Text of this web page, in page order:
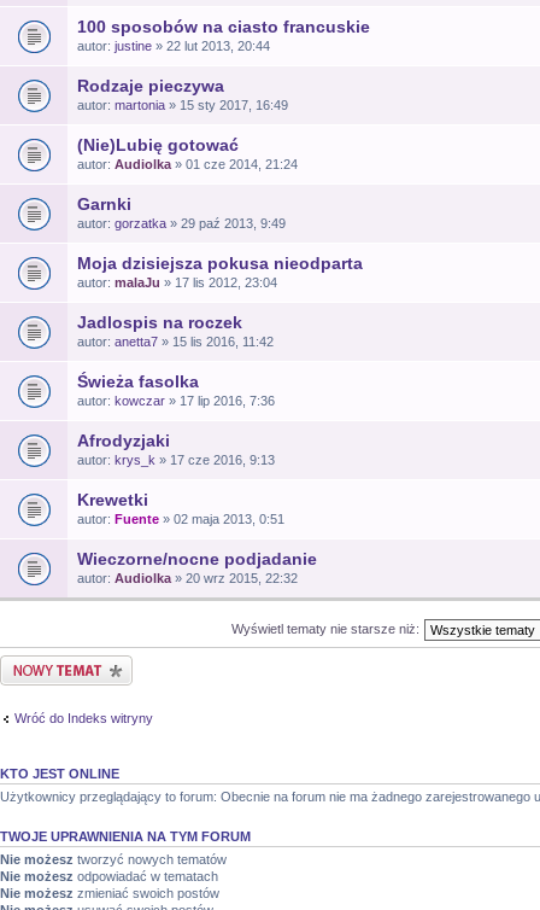
100 sposobów na ciasto francuskie
autor: justine » 22 lut 2013, 20:44
Rodzaje pieczywa
autor: martonia » 15 sty 2017, 16:49
(Nie)Lubię gotować
autor: Audiolka » 01 cze 2014, 21:24
Garnki
autor: gorzatka » 29 paź 2013, 9:49
Moja dzisiejsza pokusa nieodparta
autor: malaJu » 17 lis 2012, 23:04
Jadlospis na roczek
autor: anetta7 » 15 lis 2016, 11:42
Świeża fasolka
autor: kowczar » 17 lip 2016, 7:36
Afrodyzjaki
autor: krys_k » 17 cze 2016, 9:13
Krewetki
autor: Fuente » 02 maja 2013, 0:51
Wieczorne/nocne podjadanie
autor: Audiolka » 20 wrz 2015, 22:32
Wyświetl tematy nie starsze niż:
Nowy temat
Wróć do Indeks witryny
KTO JEST ONLINE
Użytkownicy przeglądający to forum: Obecnie na forum nie ma żadnego zarejestrowanego
TWOJE UPRAWNIENIA NA TYM FORUM
Nie możesz tworzyć nowych tematów
Nie możesz odpowiadać w tematach
Nie możesz zmieniać swoich postów